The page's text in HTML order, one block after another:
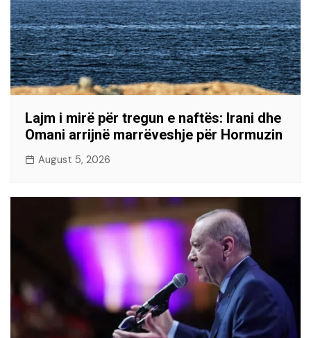
Lajm i mirë për tregun e naftës: Irani dhe
Omani arrijnë marrëveshje për Hormuzin
August 5, 2026